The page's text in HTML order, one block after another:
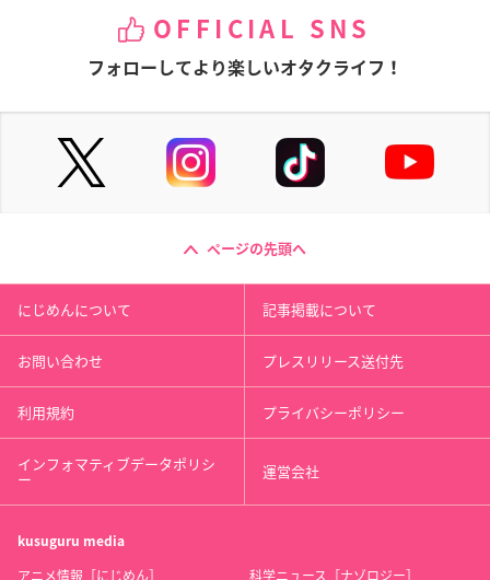
OFFICIAL SNS
フォローしてより楽しいオタクライフ！
ページの先頭へ
にじめんについて 記事掲載について
お問い合わせ プレスリリース送付先
利用規約 プライバシーポリシー
インフォマティブデータポリシ
ー 運営会社
kusuguru media
アニメ情報［にじめん］ 科学ニュース［ナゾロジー］